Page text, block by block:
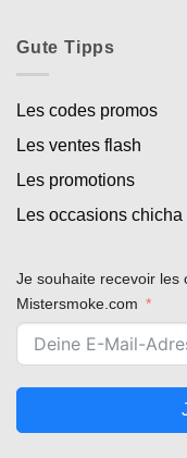
Gute Tipps
Les codes promos
Les ventes flash
Les promotions
Les occasions chicha
Je souhaite recevoir les
Mistersmoke.com